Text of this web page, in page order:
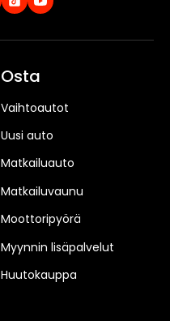
Osta
Vaihtoautot
Uusi auto
Matkailuauto
Matkailuvaunu
Moottoripyörä
Myynnin lisäpalvelut
Huutokauppa